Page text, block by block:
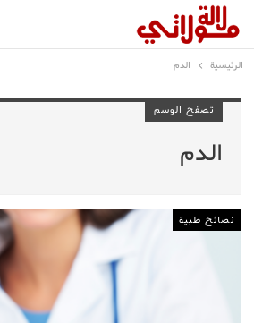
الرئيسية الدم
تصفح الوسم
الدم
نصائح طبية